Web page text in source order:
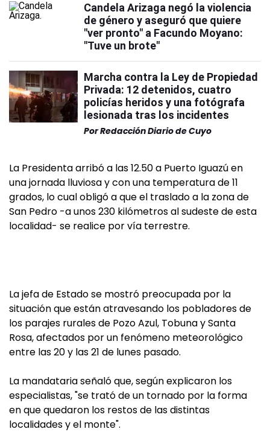
Candela Arizaga negó la violencia
de género y aseguró que quiere
"ver pronto" a Facundo Moyano:
"Tuve un brote"
Marcha contra la Ley de Propiedad
Privada: 12 detenidos, cuatro
policías heridos y una fotógrafa
lesionada tras los incidentes
PorRedacción Diario de Cuyo
La Presidenta arribó a las 12.50 a Puerto Iguazú en
una jornada lluviosa y con una temperatura de 11
grados, lo cual obligó a que el traslado a la zona de
San Pedro -a unos 230 kilómetros al sudeste de esta
localidad- se realice por vía terrestre.
La jefa de Estado se mostró preocupada por la
situación que están atravesando los pobladores de
los parajes rurales de Pozo Azul, Tobuna y Santa
Rosa, afectados por un fenómeno meteorológico
entre las 20 y las 21 de lunes pasado.
La mandataria señaló que, según explicaron los
especialistas, "se trató de un tornado por la forma
en que quedaron los restos de las distintas
localidades y el monte".